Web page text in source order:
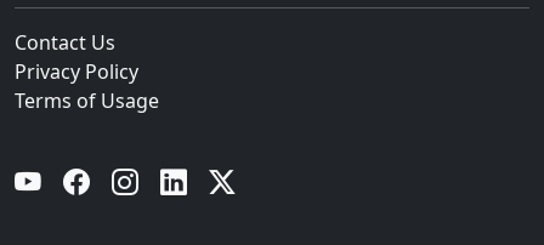
Contact Us
Privacy Policy
Terms of Usage
YouTube Facebook Instagram Linkedin